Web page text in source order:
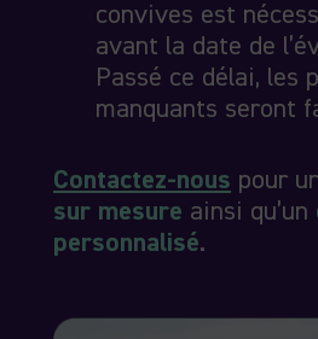
convives est
avant la date de
Passé ce délai, les
manquants seront
Contactez-nous pour
sur mesure ainsi qu’un
personnalisé.